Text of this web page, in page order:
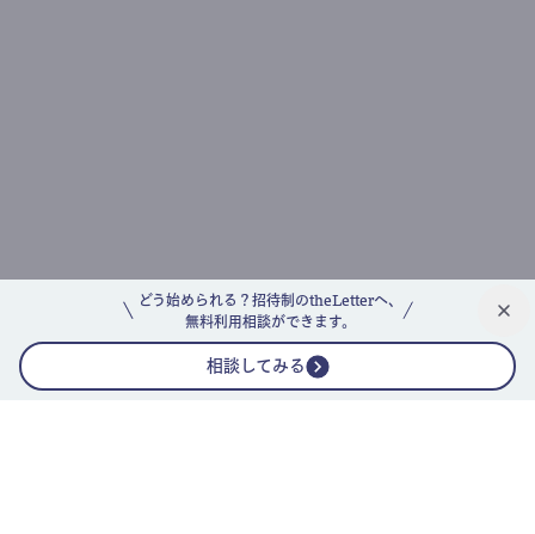
どう始められる？招待制のtheLetterへ、
無料利用相談ができます。
相談してみる